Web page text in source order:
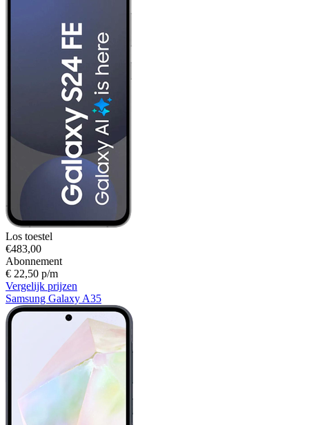
Los toestel
€483,00
Abonnement
€ 22,50 p/m
Vergelijk prijzen
Samsung Galaxy A35